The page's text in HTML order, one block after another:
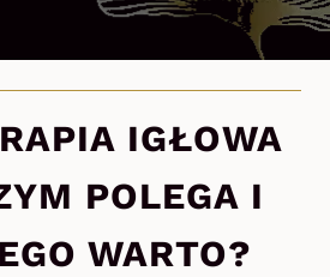
IGŁOWA
POLEGA I
WARTO?